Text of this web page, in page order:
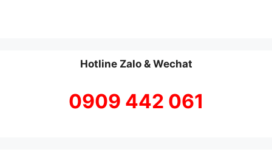
Hotline Zalo & Wechat
0909 442 061